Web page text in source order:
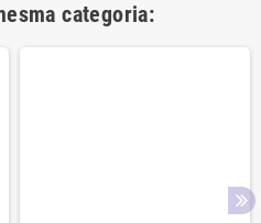
categoria: